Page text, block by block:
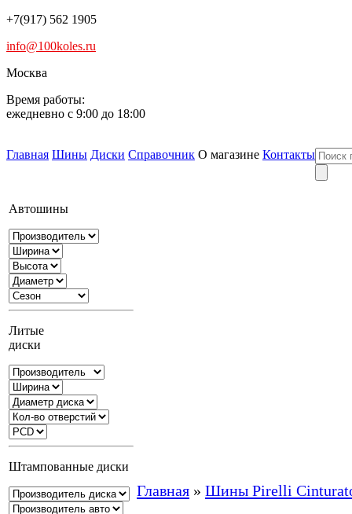
+7(917) 562 1905
info@100koles.ru
Москва
Время работы:
ежедневно с 9:00 до 18:00
Главная Шины Диски Справочник О магазине Контакты
Автошины
Литые
диски
Штампованные диски
Главная » Шины Pirelli